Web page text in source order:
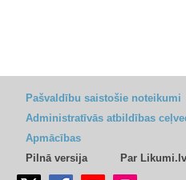
Pašvaldību saistošie noteikumi
Administratīvās atbildības
Apmācības
Pilnā versija
Par Likumi.lv